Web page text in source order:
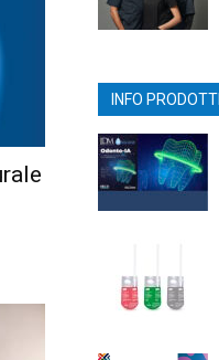
INFO PRODOTTI